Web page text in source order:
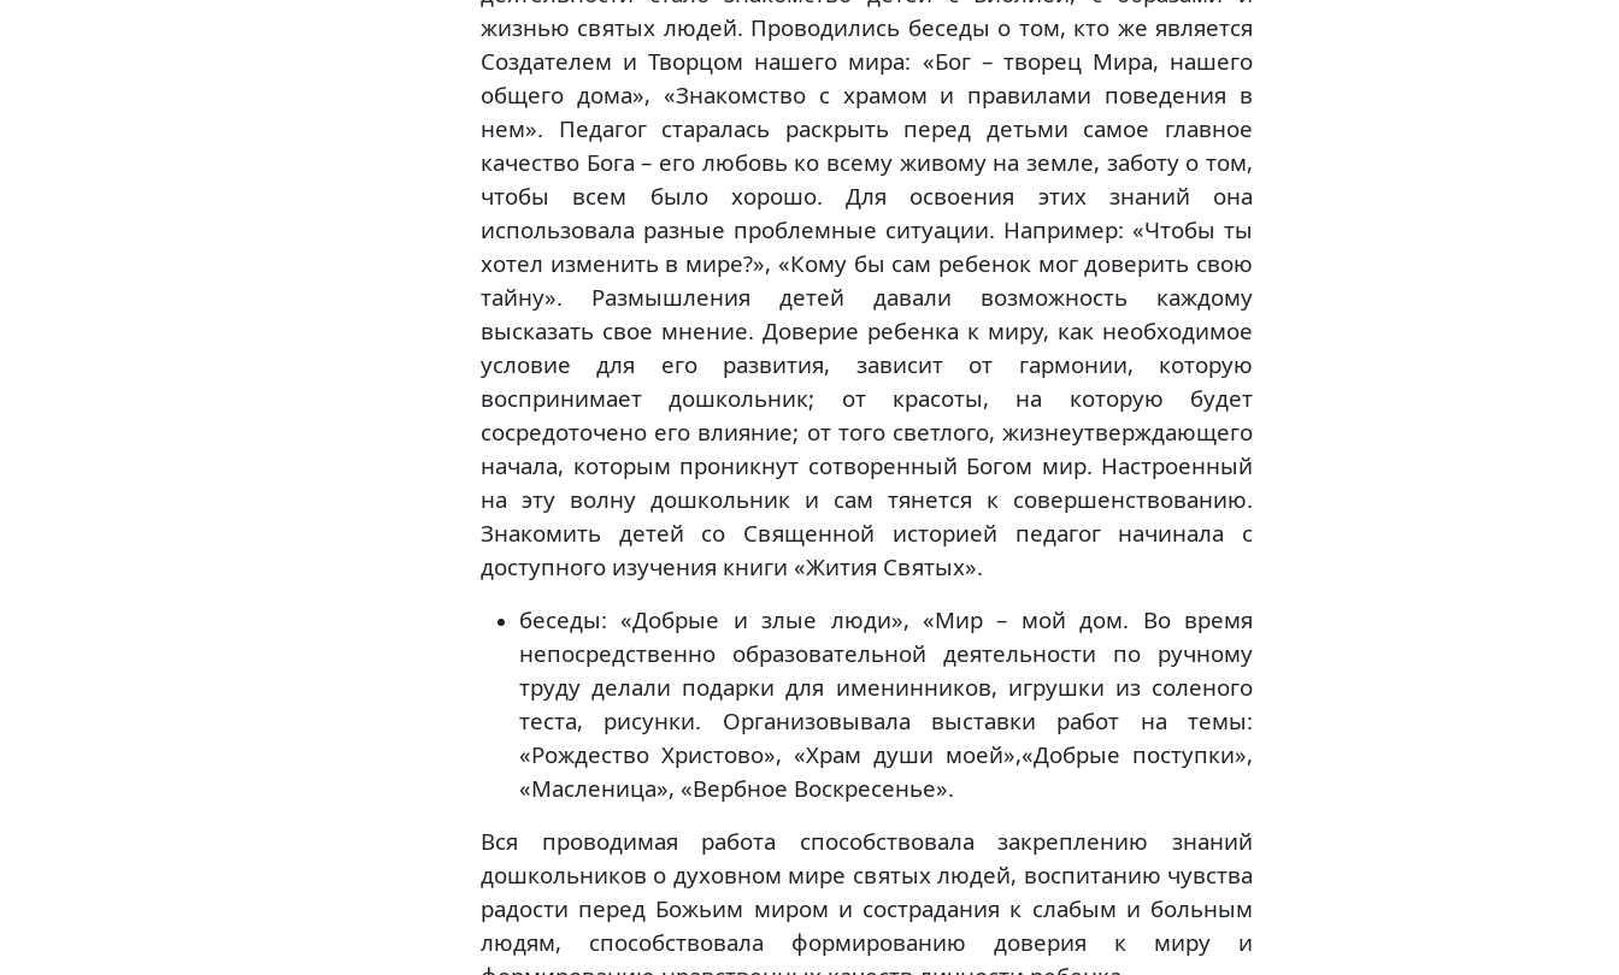
жизнью святых людей. Проводились беседы о том, кто же является
Создателем и Творцом нашего мира: «Бог – творец Мира, нашего
общего дома», «Знакомство с храмом и правилами поведения в
нем». Педагог старалась раскрыть перед детьми самое главное
качество Бога – его любовь ко всему живому на земле, заботу о том,
чтобы всем было хорошо. Для освоения этих знаний она
использовала разные проблемные ситуации. Например: «Чтобы ты
хотел изменить в мире?», «Кому бы сам ребенок мог доверить свою
тайну». Размышления детей давали возможность каждому
высказать свое мнение. Доверие ребенка к миру, как необходимое
условие для его развития, зависит от гармонии, которую
воспринимает дошкольник; от красоты, на которую будет
сосредоточено его влияние; от того светлого, жизнеутверждающего
начала, которым проникнут сотворенный Богом мир. Настроенный
на эту волну дошкольник и сам тянется к совершенствованию.
Знакомить детей со Священной историей педагог начинала с
доступного изучения книги «Жития Святых».
беседы: «Добрые и злые люди», «Мир – мой дом. Во время
непосредственно образовательной деятельности по ручному
труду делали подарки для именинников, игрушки из соленого
теста, рисунки. Организовывала выставки работ на темы:
«Рождество Христово», «Храм души моей»,«Добрые поступки»,
«Масленица», «Вербное Воскресенье».
Вся проводимая работа способствовала закреплению знаний
дошкольников о духовном мире святых людей, воспитанию чувства
радости перед Божьим миром и сострадания к слабым и больным
людям, способствовала формированию доверия к миру и